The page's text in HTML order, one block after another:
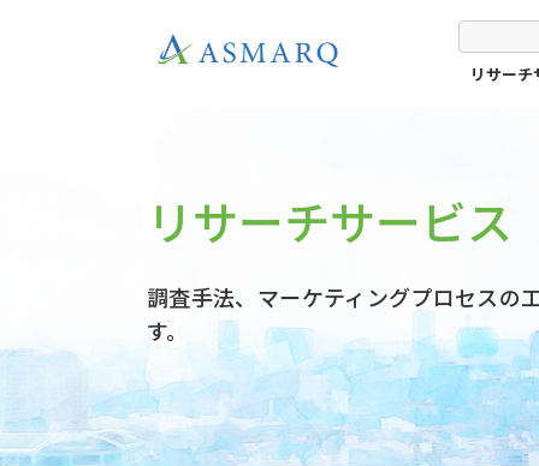
リサーチ
リサーチサービス
調査手法、マーケティングプロセスの
す。